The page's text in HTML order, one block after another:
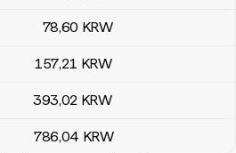
78,60 KRW
157,21 KRW
393,02 KRW
786,04 KRW